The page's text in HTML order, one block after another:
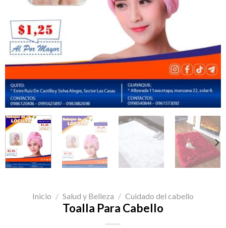
Inicio / Salud y Belleza / Cuidado del cabello
Toalla Para Cabello